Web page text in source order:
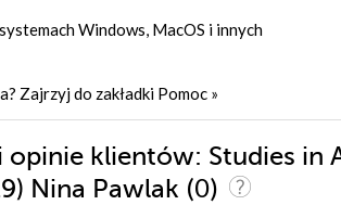
systemach Windows, MacOS i innych
Zajrzyj do zakładki Pomoc »
opinie klientów: Studies in
Nina Pawlak (0)